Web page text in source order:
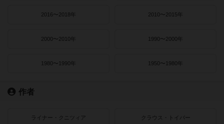
2016〜2018年 2010〜2015年
2000〜2010年 1990〜2000年
1980〜1990年 1950〜1980年
作者
ライナー・クニツィア クラウス・トイバー